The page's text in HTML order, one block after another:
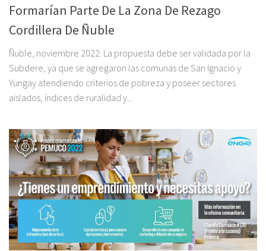
Formarían Parte De La Zona De Rezago
Cordillera De Ñuble
Ñuble, noviembre 2022: La propuesta debe ser validada por la
Subdere, ya que se agregaron las comunas de San Ignacio y
Yungay atendiendo criterios de pobreza y poseer sectores
aislados, índices de ruralidad y...